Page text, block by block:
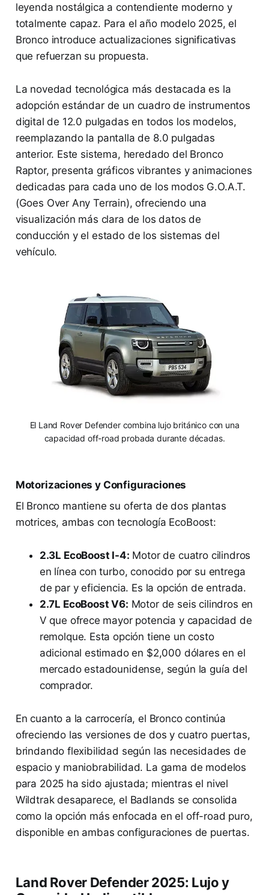
leyenda nostálgica a contendiente moderno y
totalmente capaz. Para el año modelo 2025, el
Bronco introduce actualizaciones significativas
que refuerzan su propuesta.
La novedad tecnológica más destacada es la
adopción estándar de un cuadro de instrumentos
digital de 12.0 pulgadas en todos los modelos,
reemplazando la pantalla de 8.0 pulgadas
anterior. Este sistema, heredado del Bronco
Raptor, presenta gráficos vibrantes y animaciones
dedicadas para cada uno de los modos G.O.A.T.
(Goes Over Any Terrain), ofreciendo una
visualización más clara de los datos de
conducción y el estado de los sistemas del
vehículo.
El Land Rover Defender combina lujo británico con una
capacidad off-road probada durante décadas.
Motorizaciones y Configuraciones
El Bronco mantiene su oferta de dos plantas
motrices, ambas con tecnología EcoBoost:
2.3L EcoBoost I-4: Motor de cuatro cilindros
en línea con turbo, conocido por su entrega
de par y eficiencia. Es la opción de entrada.
2.7L EcoBoost V6: Motor de seis cilindros en
V que ofrece mayor potencia y capacidad de
remolque. Esta opción tiene un costo
adicional estimado en $2,000 dólares en el
mercado estadounidense, según la guía del
comprador.
En cuanto a la carrocería, el Bronco continúa
ofreciendo las versiones de dos y cuatro puertas,
brindando flexibilidad según las necesidades de
espacio y maniobrabilidad. La gama de modelos
para 2025 ha sido ajustada; mientras el nivel
Wildtrak desaparece, el Badlands se consolida
como la opción más enfocada en el off-road puro,
disponible en ambas configuraciones de puertas.
Land Rover Defender 2025: Lujo y